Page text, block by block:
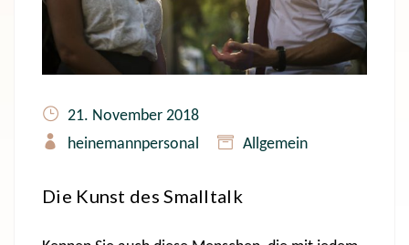
21. November 2018
heinemannpersonal
Allgemein
Die Kunst des Smalltalk